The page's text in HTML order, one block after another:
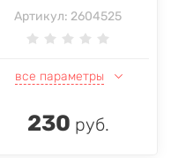
Артикул: 2604525
все параметры
230 руб.